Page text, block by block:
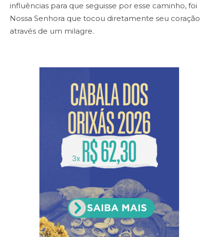
influências para que seguisse por esse caminho, foi
Nossa Senhora que tocou diretamente seu coração
através de um milagre.